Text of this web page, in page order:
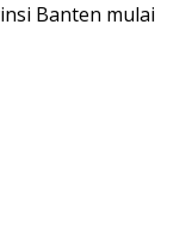
Banten mulai